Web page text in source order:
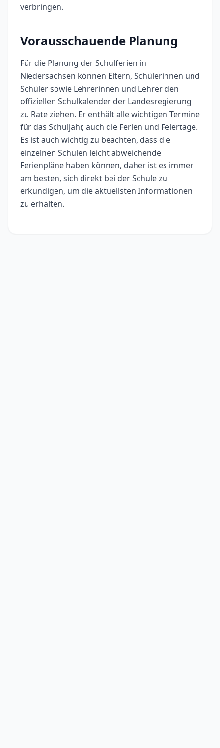
verbringen.
Vorausschauende Planung
Für die Planung der Schulferien in
Niedersachsen können Eltern, Schülerinnen und
Schüler sowie Lehrerinnen und Lehrer den
offiziellen Schulkalender der Landesregierung
zu Rate ziehen. Er enthält alle wichtigen Termine
für das Schuljahr, auch die Ferien und Feiertage.
Es ist auch wichtig zu beachten, dass die
einzelnen Schulen leicht abweichende
Ferienpläne haben können, daher ist es immer
am besten, sich direkt bei der Schule zu
erkundigen, um die aktuellsten Informationen
zu erhalten.